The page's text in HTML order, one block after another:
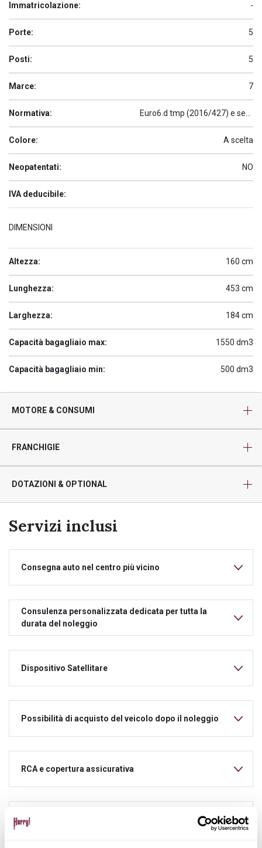
Immatricolazione: -
Porte: 5
Posti: 5
Marce: 7
Normativa:
Colore: A scelta
Neopatentati: NO
IVA deducibile:
DIMENSIONI
Altezza: 160 cm
Lunghezza: 453 cm
Larghezza: 184 cm
Capacità bagagliaio max: 1550 dm3
Capacità bagagliaio min: 500 dm3
MOTORE & CONSUMI
FRANCHIGIE
DOTAZIONI & OPTIONAL
Servizi inclusi
Consegna auto nel centro più vicino
Consulenza personalizzata dedicata per tutta la
durata del noleggio
Dispositivo Satellitare
Possibilità di acquisto del veicolo dopo il noleggio
RCA e copertura assicurativa
Manutenzione ordinaria e straordinaria